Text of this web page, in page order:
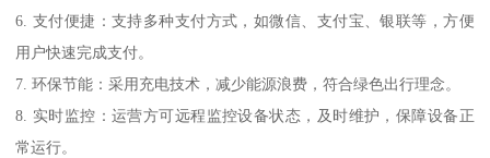
6. 支付便捷：支持多种支付方式，如微信、支付宝、银联等，方便
用户快速完成支付。
7. 环保节能：采用充电技术，减少能源浪费，符合绿色出行理念。
8. 实时监控：运营方可远程监控设备状态，及时维护，保障设备正
常运行。